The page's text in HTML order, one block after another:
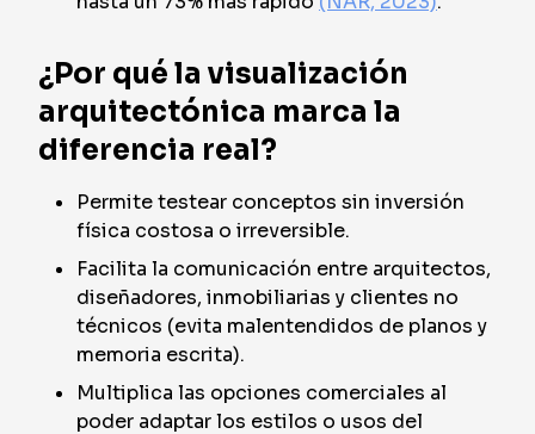
¿Por qué la visualización
arquitectónica marca la
diferencia real?
Permite testear conceptos sin inversión
física costosa o irreversible.
Facilita la comunicación entre arquitectos,
diseñadores, inmobiliarias y clientes no
técnicos (evita malentendidos de planos y
memoria escrita).
Multiplica las opciones comerciales al
poder adaptar los estilos o usos del